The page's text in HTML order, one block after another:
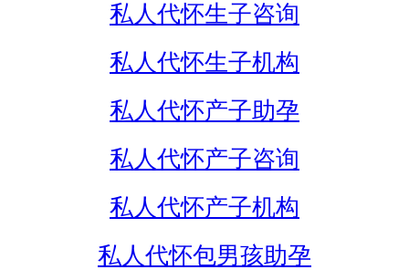
私人代怀生子咨询
私人代怀生子机构
私人代怀产子助孕
私人代怀产子咨询
私人代怀产子机构
私人代怀包男孩助孕